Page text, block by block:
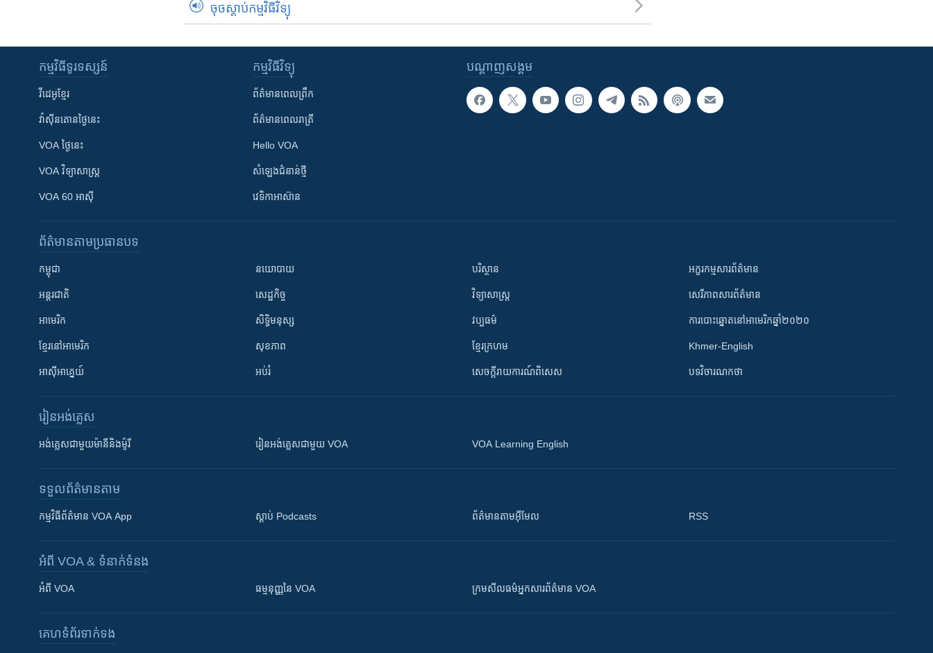
ចុចស្តាប់កម្មវិធីវិទ្យុ
បណ្តាញ​សង្គម
កម្មវិធី​ទូរទស្សន៍
វីដេអូ​ខ្មែរ
វ៉ាស៊ីនតោន​ថ្ងៃ​នេះ
VOA ថ្ងៃនេះ
VOA ​វិទ្យាសាស្ត្រ
VOA 60 អាស៊ី
កម្មវិធី​វិទ្យុ
ព័ត៌មាន​ពេល​ព្រឹក
ព័ត៌មាន​​ពេល​រាត្រី
Hello VOA
សំឡេង​ជំនាន់​ថ្មី
វេទិកា​អាស៊ាន
ព័ត៌មាន​តាមប្រធានបទ​
កម្ពុជា
អន្តរជាតិ
អាមេរិក
ខ្មែរ​នៅអាមេរិក
អាស៊ីអាគ្នេយ៍
នយោបាយ
សេដ្ឋកិច្ច
សិទ្ធិមនុស្ស
សុខភាព
អប់រំ
បរិស្ថាន
វិទ្យាសាស្រ្ត
វប្បធម៌
ខ្មែរក្រហម
សេចក្តីរាយការណ៍ពិសេស
អក្ខរកម្មសារព័ត៌មាន
សេរីភាពសារព័ត៌មាន
ការបោះឆ្នោតនៅអាមេរិកឆ្នាំ២០២០
Khmer-English
បទវិចារណកថា
រៀន​​អង់គ្លេស
អង់គ្លេស​ជាមួយ​ម៉ានី​និង​ម៉ូរី រៀន​​​​​​អង់គ្លេស​​ជាមួយ VOA VOA Learning English
ទទួល​ព័ត៌មាន​តាម
កម្មវិធី​ព័ត៌មាន VOA App ស្តាប់ Podcasts ព័ត៌មាន​តាម​អ៊ីមែល RSS
អំពី​ VOA & ទំនាក់ទំនង
អំពី​ VOA ធម្មនុញ្ញ​នៃ VOA ក្រម​​​សីលធម៌​​​អ្នក​​​សារព័ត៌មាន VOA
គេហទំព័រ​​ទាក់ទង